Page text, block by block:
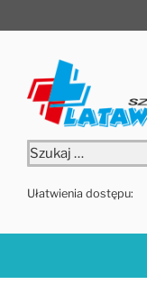
do
Szukaj:
Ułatwienia dostępu: